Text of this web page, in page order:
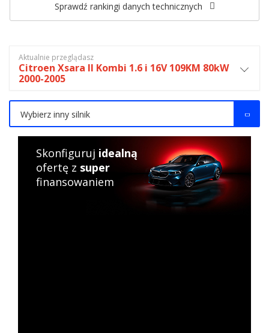
Sprawdź rankingi danych technicznych
Aktualnie przeglądasz
Citroen Xsara II Kombi 1.6 i 16V 109KM 80kW
2000-2005
Wybierz inny silnik
Skonfiguruj idealną
ofertę z super
finansowaniem